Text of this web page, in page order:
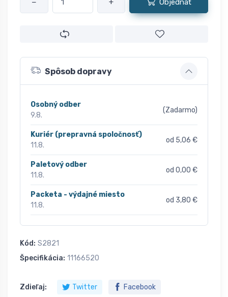
− + Objednať
Spôsob dopravy
Osobný odber
9.8.
(Zadarmo)
Kuriér (prepravná spoločnosť)
11.8.
od 5,06 €
Paletový odber
11.8.
od 0,00 €
Packeta - výdajné miesto
11.8.
od 3,80 €
Kód: S2821
Špecifikácia: 11166520
Zdieľaj: Twitter Facebook